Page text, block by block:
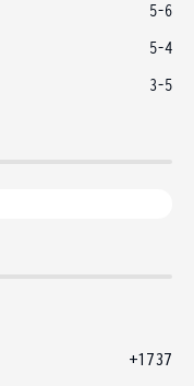
5-6
5-4
3-5
+1737